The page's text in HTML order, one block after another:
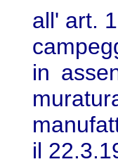
all' art. 1
in
il